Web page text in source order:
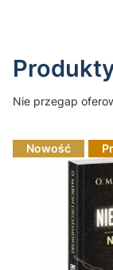
Nie przegap
Nowość